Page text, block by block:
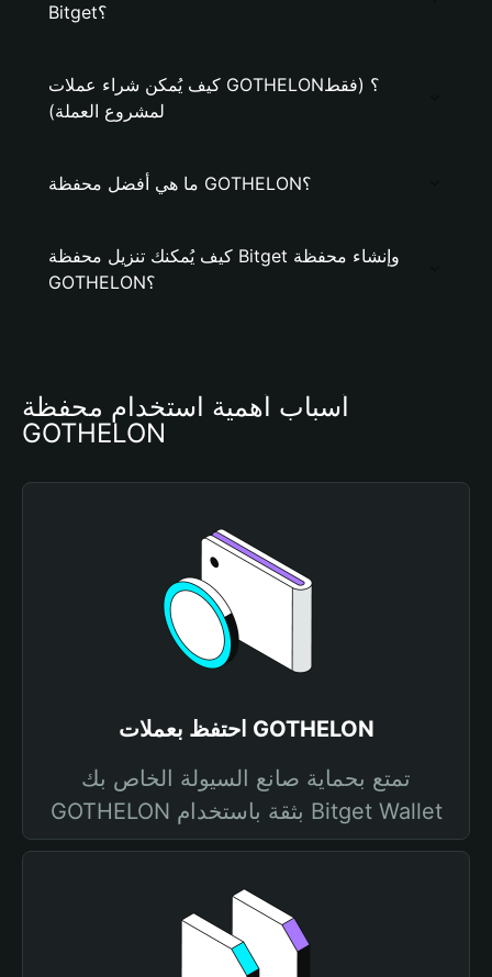
Bitget؟
كيف يُمكن شراء عملات GOTHELON؟ (فقط
لمشروع العملة)
ما هي أفضل محفظة GOTHELON؟
كيف يُمكنك تنزيل محفظة Bitget وإنشاء محفظة
GOTHELON؟
أسباب أهمية استخدام محفظة
GOTHELON
احتفظ بعملات GOTHELON
تمتع بحماية صانع السيولة الخاص بك
GOTHELON بثقة باستخدام Bitget Wallet